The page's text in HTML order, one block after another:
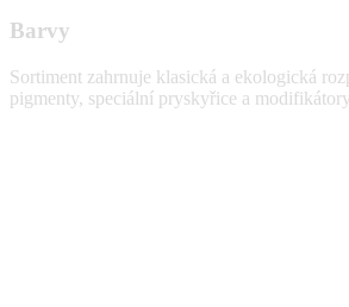
Barvy
Sortiment zahrnuje klasická a ekologická
pigmenty, speciální pryskyřice a